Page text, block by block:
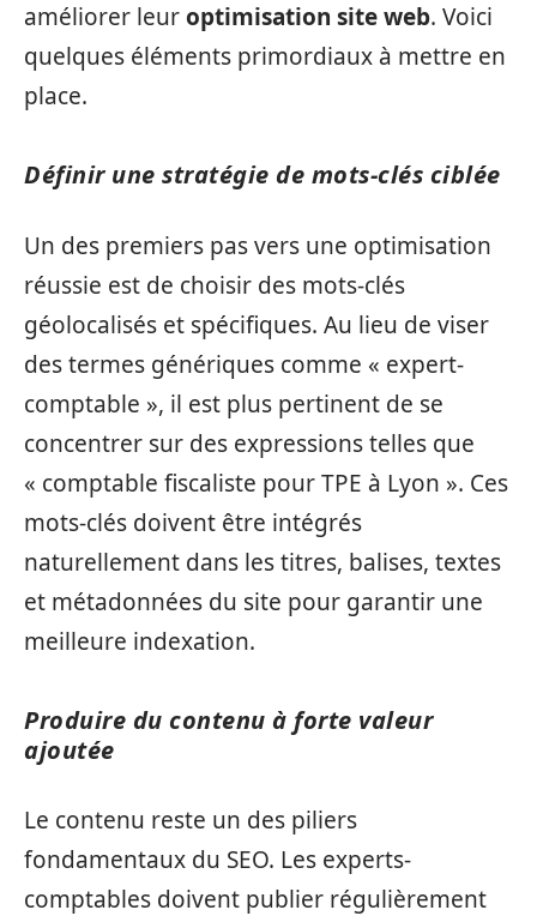
améliorer leuroptimisation site web. Voici
quelques éléments primordiaux à mettre en
place.
Définir une stratégie de mots-clés ciblée
Un des premiers pas vers une optimisation
réussie est de choisir des mots-clés
géolocalisés et spécifiques. Au lieu de viser
des termes génériques comme « expert-
comptable », il est plus pertinent de se
concentrer sur des expressions telles que
« comptable fiscaliste pour TPE à Lyon ». Ces
mots-clés doivent être intégrés
naturellement dans les titres, balises, textes
et métadonnées du site pour garantir une
meilleure indexation.
Produire du contenu à forte valeur
ajoutée
Le contenu reste un des piliers
fondamentaux du SEO. Les experts-
comptables doivent publier régulièrement